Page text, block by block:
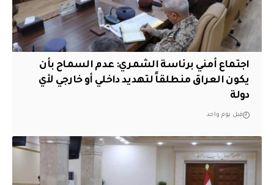
اجتماع أمني برئاسة الشمري: عدم السماح بأن
يكون العراق منطلقاً لتهديد داخلي أو خارجي لأي
دولة
قبل يوم واحد